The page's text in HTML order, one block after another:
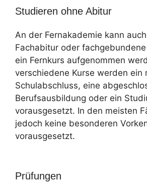
Studieren ohne Abitur
An der Fernakademie kann
Fachabitur oder
ein Fernkurs aufgenommen
verschiedene Kurse werden ein
Schulabschluss, eine
Berufsausbildung oder ein
vorausgesetzt. In den meisten
jedoch keine besonderen
vorausgesetzt.
Prüfungen